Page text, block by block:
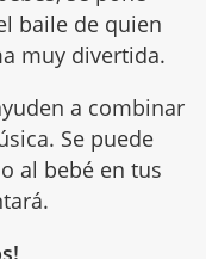
baile de quien
muy divertida.
a combinar
Se puede
al bebé en tus